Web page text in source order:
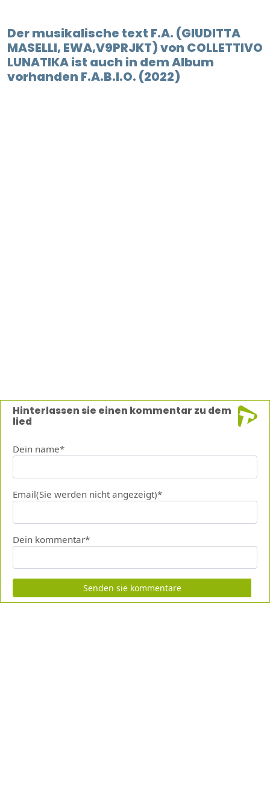
Der musikalische text F.A. (GIUDITTA
MASELLI, EWA,V9PRJKT) von COLLETTIVO
LUNATIKA ist auch in dem Album
vorhanden F.A.B.I.O. (2022)
Hinterlassen sie einen kommentar zu dem
lied
Dein name*
Email(Sie werden nicht angezeigt)*
Dein kommentar*
Senden sie kommentare